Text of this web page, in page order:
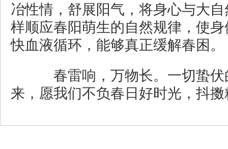
冶性情，舒展阳气，将身心与大
样顺应春阳萌生的自然规律，使
快血液循环，能够真正缓解春困。
春雷响，万物长。一切蛰伏
来，愿我们不负春日好时光，抖